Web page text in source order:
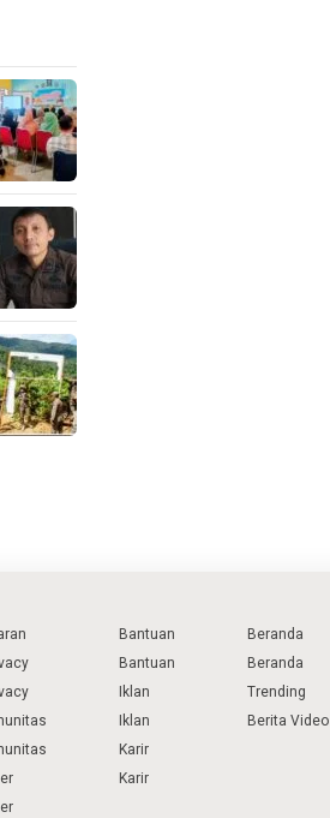
Bantuan
Bantuan
Iklan
Iklan
Karir
Karir
Beranda
Beranda
Trending
Berita Video